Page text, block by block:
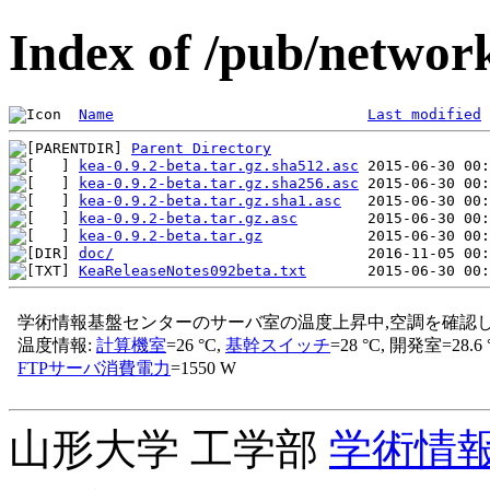
Index of /pub/
Name Last modified
Parent Directory
kea-0.9.2-beta.tar.gz.sha512.asc
kea-0.9.2-beta.tar.gz.sha256.asc
kea-0.9.2-beta.tar.gz.sha1.asc
kea-0.9.2-beta.tar.gz.asc
kea-0.9.2-beta.tar.gz
doc/
KeaReleaseNotes092beta.txt
山形大学 工学部 学術情